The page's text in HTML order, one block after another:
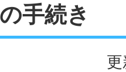
手続き